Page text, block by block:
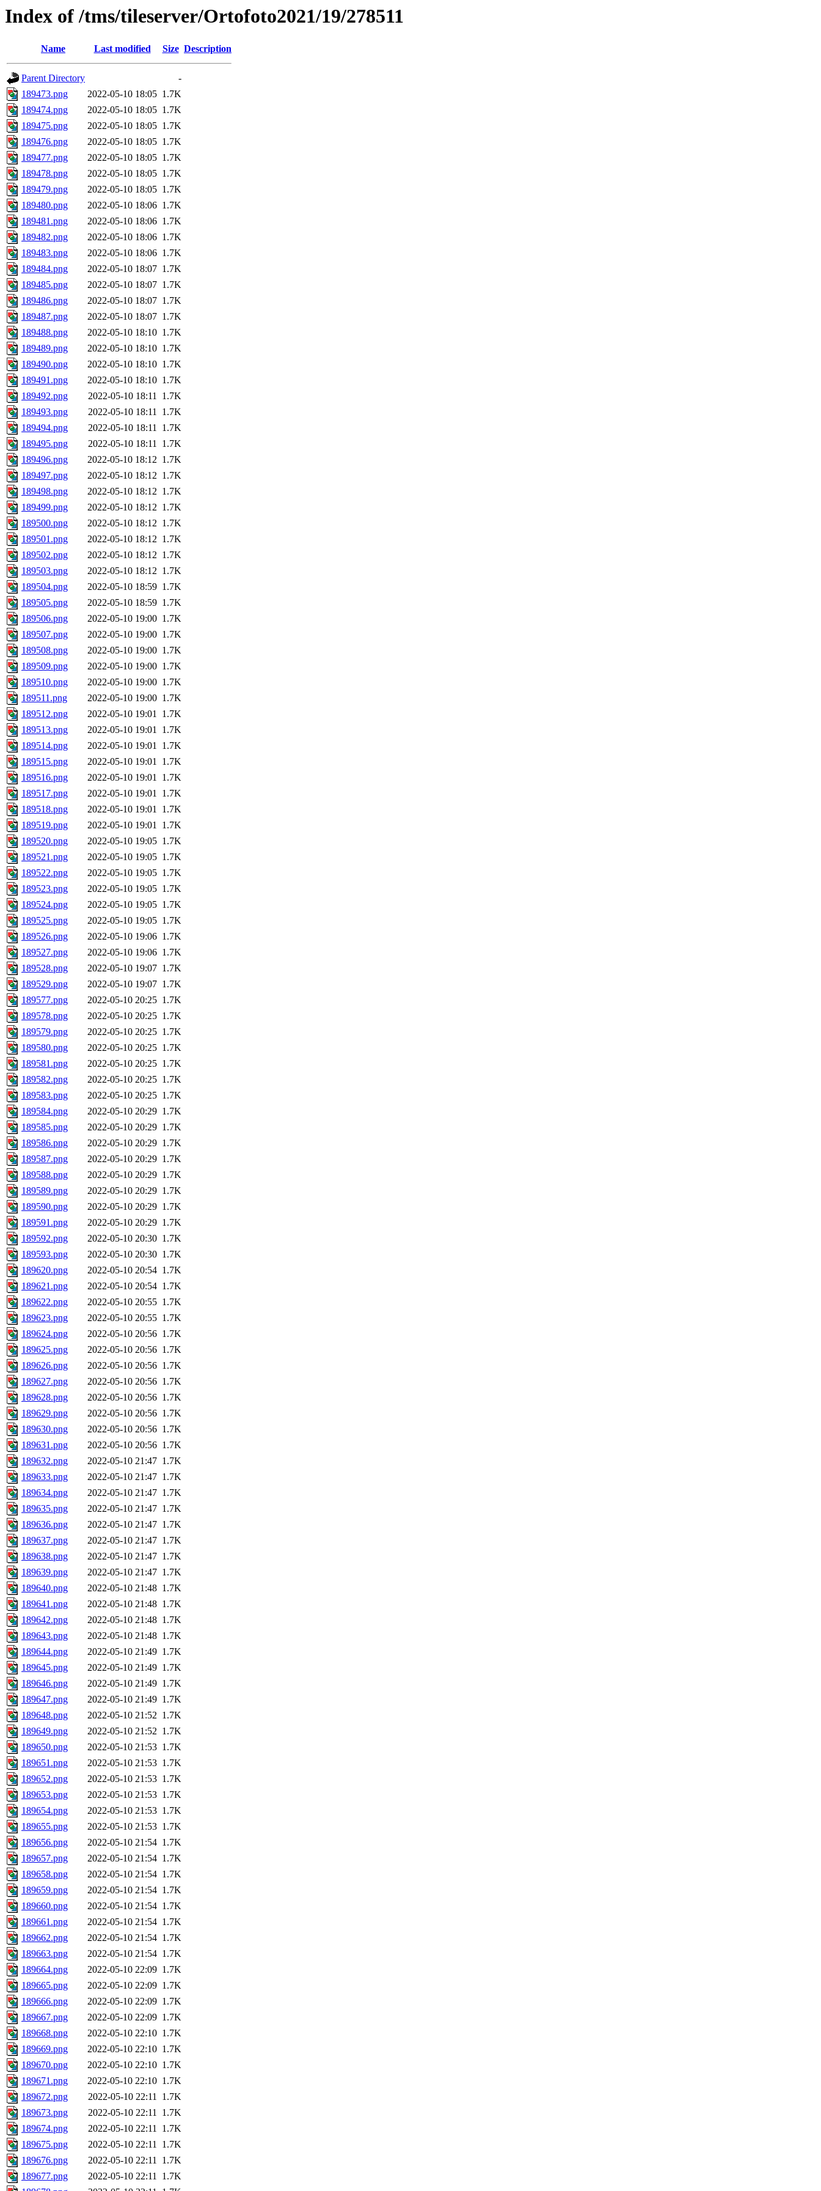
Index of /tms/tileserver/Ortofoto2021/19/278511
Name Last modified Size Description
Parent Directory
-
189473.png
2022-05-10 18:05 1.7K
189474.png
2022-05-10 18:05 1.7K
189475.png
2022-05-10 18:05 1.7K
189476.png
2022-05-10 18:05 1.7K
189477.png
2022-05-10 18:05 1.7K
189478.png
2022-05-10 18:05 1.7K
189479.png
2022-05-10 18:05 1.7K
189480.png
2022-05-10 18:06 1.7K
189481.png
2022-05-10 18:06 1.7K
189482.png
2022-05-10 18:06 1.7K
189483.png
2022-05-10 18:06 1.7K
189484.png
2022-05-10 18:07 1.7K
189485.png
2022-05-10 18:07 1.7K
189486.png
2022-05-10 18:07 1.7K
189487.png
2022-05-10 18:07 1.7K
189488.png
2022-05-10 18:10 1.7K
189489.png
2022-05-10 18:10 1.7K
189490.png
2022-05-10 18:10 1.7K
189491.png
2022-05-10 18:10 1.7K
189492.png
2022-05-10 18:11 1.7K
189493.png
2022-05-10 18:11 1.7K
189494.png
2022-05-10 18:11 1.7K
189495.png
2022-05-10 18:11 1.7K
189496.png
2022-05-10 18:12 1.7K
189497.png
2022-05-10 18:12 1.7K
189498.png
2022-05-10 18:12 1.7K
189499.png
2022-05-10 18:12 1.7K
189500.png
2022-05-10 18:12 1.7K
189501.png
2022-05-10 18:12 1.7K
189502.png
2022-05-10 18:12 1.7K
189503.png
2022-05-10 18:12 1.7K
189504.png
2022-05-10 18:59 1.7K
189505.png
2022-05-10 18:59 1.7K
189506.png
2022-05-10 19:00 1.7K
189507.png
2022-05-10 19:00 1.7K
189508.png
2022-05-10 19:00 1.7K
189509.png
2022-05-10 19:00 1.7K
189510.png
2022-05-10 19:00 1.7K
189511.png
2022-05-10 19:00 1.7K
189512.png
2022-05-10 19:01 1.7K
189513.png
2022-05-10 19:01 1.7K
189514.png
2022-05-10 19:01 1.7K
189515.png
2022-05-10 19:01 1.7K
189516.png
2022-05-10 19:01 1.7K
189517.png
2022-05-10 19:01 1.7K
189518.png
2022-05-10 19:01 1.7K
189519.png
2022-05-10 19:01 1.7K
189520.png
2022-05-10 19:05 1.7K
189521.png
2022-05-10 19:05 1.7K
189522.png
2022-05-10 19:05 1.7K
189523.png
2022-05-10 19:05 1.7K
189524.png
2022-05-10 19:05 1.7K
189525.png
2022-05-10 19:05 1.7K
189526.png
2022-05-10 19:06 1.7K
189527.png
2022-05-10 19:06 1.7K
189528.png
2022-05-10 19:07 1.7K
189529.png
2022-05-10 19:07 1.7K
189577.png
2022-05-10 20:25 1.7K
189578.png
2022-05-10 20:25 1.7K
189579.png
2022-05-10 20:25 1.7K
189580.png
2022-05-10 20:25 1.7K
189581.png
2022-05-10 20:25 1.7K
189582.png
2022-05-10 20:25 1.7K
189583.png
2022-05-10 20:25 1.7K
189584.png
2022-05-10 20:29 1.7K
189585.png
2022-05-10 20:29 1.7K
189586.png
2022-05-10 20:29 1.7K
189587.png
2022-05-10 20:29 1.7K
189588.png
2022-05-10 20:29 1.7K
189589.png
2022-05-10 20:29 1.7K
189590.png
2022-05-10 20:29 1.7K
189591.png
2022-05-10 20:29 1.7K
189592.png
2022-05-10 20:30 1.7K
189593.png
2022-05-10 20:30 1.7K
189620.png
2022-05-10 20:54 1.7K
189621.png
2022-05-10 20:54 1.7K
189622.png
2022-05-10 20:55 1.7K
189623.png
2022-05-10 20:55 1.7K
189624.png
2022-05-10 20:56 1.7K
189625.png
2022-05-10 20:56 1.7K
189626.png
2022-05-10 20:56 1.7K
189627.png
2022-05-10 20:56 1.7K
189628.png
2022-05-10 20:56 1.7K
189629.png
2022-05-10 20:56 1.7K
189630.png
2022-05-10 20:56 1.7K
189631.png
2022-05-10 20:56 1.7K
189632.png
2022-05-10 21:47 1.7K
189633.png
2022-05-10 21:47 1.7K
189634.png
2022-05-10 21:47 1.7K
189635.png
2022-05-10 21:47 1.7K
189636.png
2022-05-10 21:47 1.7K
189637.png
2022-05-10 21:47 1.7K
189638.png
2022-05-10 21:47 1.7K
189639.png
2022-05-10 21:47 1.7K
189640.png
2022-05-10 21:48 1.7K
189641.png
2022-05-10 21:48 1.7K
189642.png
2022-05-10 21:48 1.7K
189643.png
2022-05-10 21:48 1.7K
189644.png
2022-05-10 21:49 1.7K
189645.png
2022-05-10 21:49 1.7K
189646.png
2022-05-10 21:49 1.7K
189647.png
2022-05-10 21:49 1.7K
189648.png
2022-05-10 21:52 1.7K
189649.png
2022-05-10 21:52 1.7K
189650.png
2022-05-10 21:53 1.7K
189651.png
2022-05-10 21:53 1.7K
189652.png
2022-05-10 21:53 1.7K
189653.png
2022-05-10 21:53 1.7K
189654.png
2022-05-10 21:53 1.7K
189655.png
2022-05-10 21:53 1.7K
189656.png
2022-05-10 21:54 1.7K
189657.png
2022-05-10 21:54 1.7K
189658.png
2022-05-10 21:54 1.7K
189659.png
2022-05-10 21:54 1.7K
189660.png
2022-05-10 21:54 1.7K
189661.png
2022-05-10 21:54 1.7K
189662.png
2022-05-10 21:54 1.7K
189663.png
2022-05-10 21:54 1.7K
189664.png
2022-05-10 22:09 1.7K
189665.png
2022-05-10 22:09 1.7K
189666.png
2022-05-10 22:09 1.7K
189667.png
2022-05-10 22:09 1.7K
189668.png
2022-05-10 22:10 1.7K
189669.png
2022-05-10 22:10 1.7K
189670.png
2022-05-10 22:10 1.7K
189671.png
2022-05-10 22:10 1.7K
189672.png
2022-05-10 22:11 1.7K
189673.png
2022-05-10 22:11 1.7K
189674.png
2022-05-10 22:11 1.7K
189675.png
2022-05-10 22:11 1.7K
189676.png
2022-05-10 22:11 1.7K
189677.png
2022-05-10 22:11 1.7K